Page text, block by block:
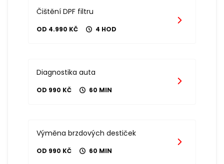
Čištění DPF filtru
OD 4.990 KČ 4 HOD
Diagnostika auta
OD 990 KČ 60 MIN
Výměna brzdových destiček
OD 990 KČ 60 MIN